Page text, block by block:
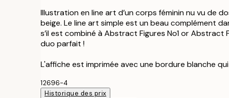
Illustration en line art d’un corps féminin nu vu de
beige. Le line art simple est un beau complément
s’il est combiné à Abstract Figures No1 or Abstract
duo parfait !
L'affiche est imprimée avec une bordure blanche qui
12696-4
Historique des prix